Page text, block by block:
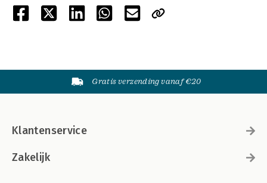
Gratis verzending vanaf €20
Klantenservice
Zakelijk